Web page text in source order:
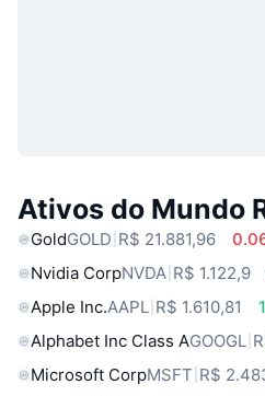
Ativos do Mundo
GoldGOLD R$ 21.881,96
Nvidia CorpNVDA R$ 1.122,9
Apple Inc.AAPL R$ 1.610,81
Alphabet Inc Class AGOOGL
Microsoft CorpMSFT R$